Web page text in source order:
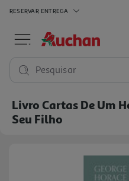
RESERVAR ENTREGA
Pesquisar
Livro Cartas De Um
Seu Filho